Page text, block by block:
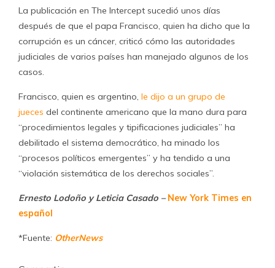
La publicación en The Intercept sucedió unos días
después de que el papa Francisco, quien ha dicho que la
corrupción es un cáncer, criticó cómo las autoridades
judiciales de varios países han manejado algunos de los
casos.
Francisco, quien es argentino, le dijo a un grupo de
jueces del continente americano que la mano dura para
“procedimientos legales y tipificaciones judiciales” ha
debilitado el sistema democrático, ha minado los
“procesos políticos emergentes” y ha tendido a una
“violación sistemática de los derechos sociales”.
Ernesto Lodoño y Leticia Casado –New York Times en
español
*Fuente: OtherNews